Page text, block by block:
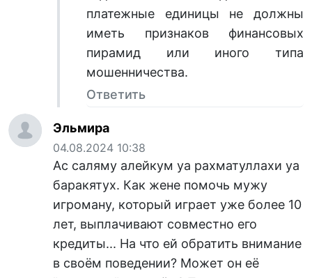
платежные единицы не должны
иметь признаков финансовых
пирамид или иного типа
мошенничества.
Ответить
Эльмира
04.08.2024 10:38
Ас саляму алейкум уа рахматуллахи уа
баракятух. Как жене помочь мужу
игроману, который играет уже более 10
лет, выплачивают совместно его
кредиты... На что ей обратить внимание
в своём поведении? Может он её